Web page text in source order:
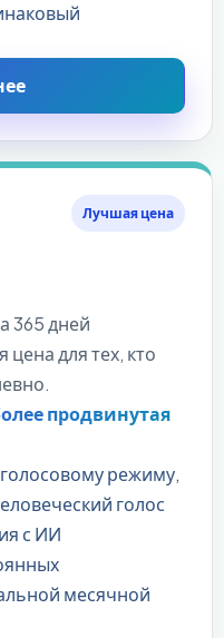
Лучшая цена
365 дней
для тех, кто
продвинутая
режиму,
голос
с ИИ
месячной